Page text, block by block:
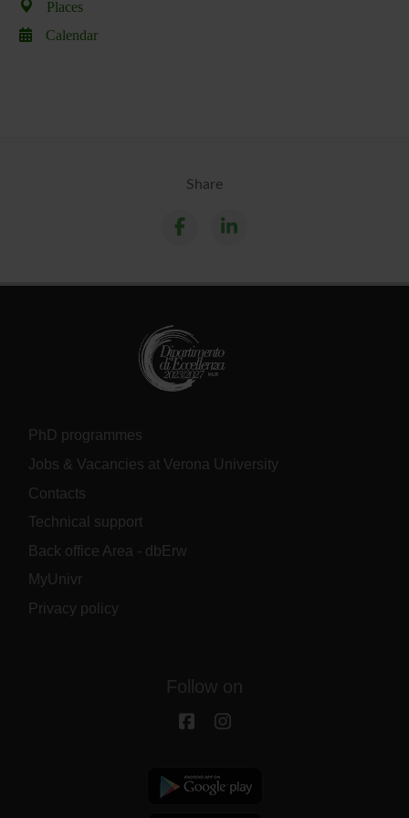
Places
Calendar
Share
PhD programmes
Jobs & Vacancies at Verona University
Contacts
Technical support
Back office Area - dbErw
MyUnivr
Privacy policy
Follow on